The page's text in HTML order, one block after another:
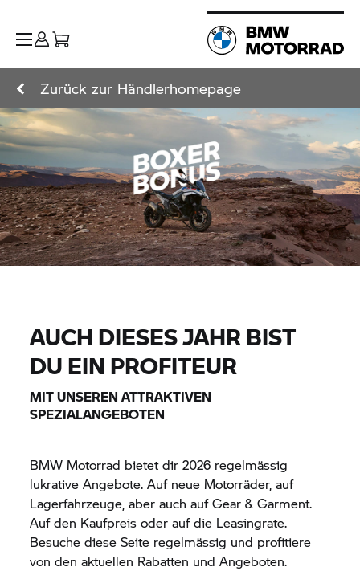
Zurück zur Händlerhomepage
AUCH DIESES JAHR BIST
DU EIN PROFITEUR
MIT UNSEREN ATTRAKTIVEN
SPEZIALANGEBOTEN
BMW Motorrad bietet dir 2026 regelmässig
lukrative Angebote. Auf neue Motorräder, auf
Lagerfahrzeuge, aber auch auf Gear & Garment.
Auf den Kaufpreis oder auf die Leasingrate.
Besuche diese Seite regelmässig und profitiere
von den aktuellen Rabatten und Angeboten.